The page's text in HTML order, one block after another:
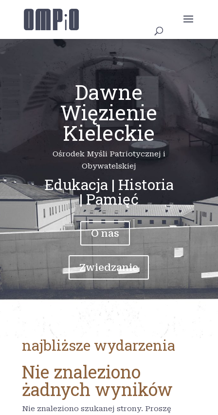
Dawne
Więzienie
Kieleckie
Ośrodek Myśli Patriotycznej i
Obywatelskiej
Edukacja | Historia
| Pamięć
O nas
Zwiedzanie
najbliższe wydarzenia
Nie znaleziono
żadnych wyników
Nie znaleziono szukanej strony. Proszę